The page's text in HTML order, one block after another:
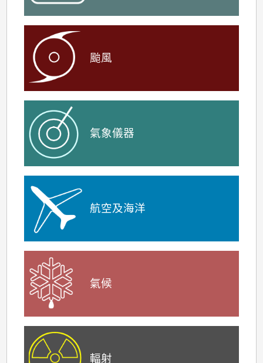
颱風
氣象儀器
航空及海洋
氣候
輻射